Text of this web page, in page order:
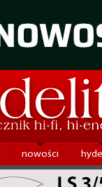
nowości